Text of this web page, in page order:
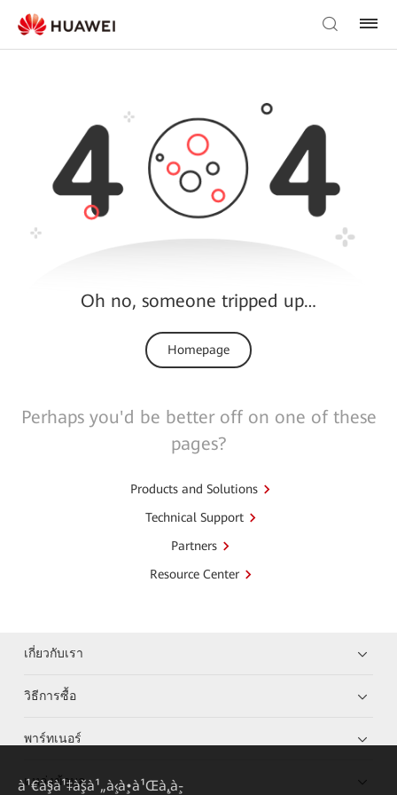
Oh no, someone tripped up…
Homepage
Perhaps you'd be better off on one of these
pages?
Products and Solutions
Technical Support
Partners
Resource Center
เกี่ยวกับเรา
วิธีการซื้อ
พาร์ทเนอร์
แหล่งข้อมูล
à¹€à¸§à¹‡à¸šà¹„à¸‹à¸•à¹Œà¸‚à¸­